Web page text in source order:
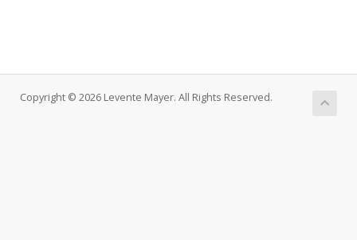
Copyright © 2026 Levente Mayer. All Rights Reserved.